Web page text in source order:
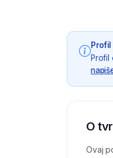
Profil
O
Ovaj